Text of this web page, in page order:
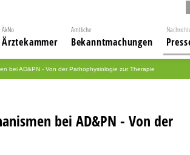
ÄkNo
Ärztekammer
Amtliche
Bekanntmachungen
bei AD&PN - Von der Pathophysiologie zur Therapie
bei AD&PN - Von der